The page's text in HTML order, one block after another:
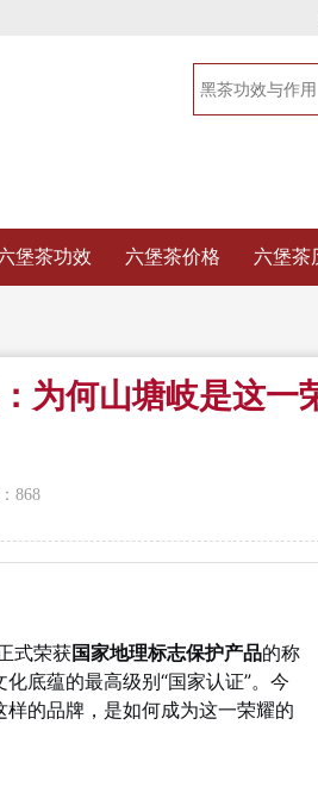
堡茶功效 六堡茶价格 六堡茶
为何山塘岐是这一
868
式荣获国家地理标志保护产品的称
底蕴的最高级别“国家认证”。今
样的品牌，是如何成为这一荣耀的